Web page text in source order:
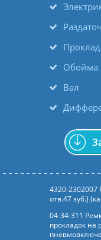
Обойма
Вал
4320-2302007
отв.47 зуб.)
04-34-311
прокладок на